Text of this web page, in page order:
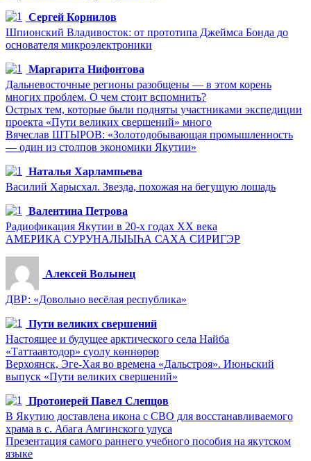
Сергей Корнилов
Шпионский Владивосток: от прототипа Джеймса Бонда до
основателя микроэлектроники
Маргарита Нифонтова
Дальневосточные регионы разобщены — в этом корень
многих проблем. О чем стоит вспомнить?
Острых тем, которые были подняты участниками экспедиции
проекта «Пути великих свершений» много
Вячеслав ШТЫРОВ: «Золотодобывающая промышленность
— один из столпов экономики Якутии»
Наталья Харлампьева
Василий Харысхал. Звезда, похожая на бегущую лошадь
Валентина Петрова
Радиофикация Якутии в 20-х годах ХХ века
АМЕРИКА СУРУНАЛЫЫҺА САХА СИРИГЭР
Алексей Волынец
ДВР: «Довольно весёлая республика»
Пути великих свершений
Настоящее и будущее арктического села Найба
«Таттаавтодор» суолу көннөрөр
Верхоянск, Эге-Хая во времена «Дальстроя». Июньский
выпуск «Пути великих свершений»
Протоиерей Павел Слепцов
В Якутию доставлена икона с СВО для восстанавливаемого
храма в с. Абага Амгинского улуса
Презентация самого раннего учебного пособия на якутском
языке